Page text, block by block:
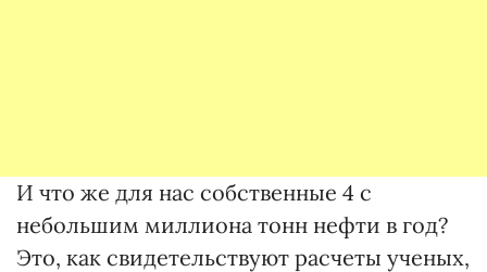
И что же для нас собственные 4 с
небольшим миллиона тонн нефти в год?
Это, как свидетельствуют расчеты ученых,